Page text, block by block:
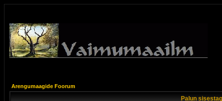
Arengumaagide Foorum
Palun